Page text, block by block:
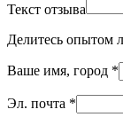
Текст отзыва
Делитесь опытом
Ваше имя, город *
Эл. почта *